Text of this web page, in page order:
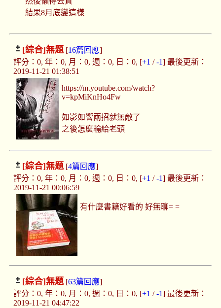
結果8月底變這樣
[綜合]無題[16篇回應]
評分：0, 年：0, 月：0, 週：0, 日：0, [+1 /-1] 最後更新：
2019-11-21 01:38:51
https://m.youtube.com/watch?
v=kpMiKnHo4Fw
如影如響兩招就無敵了
之後怎麼輸給老頭
[綜合]無題[4篇回應]
評分：0, 年：0, 月：0, 週：0, 日：0, [+1 /-1] 最後更新：
2019-11-21 00:06:59
有什麼書籍好看的 好無聊= =
[綜合]無題[63篇回應]
評分：0, 年：0, 月：0, 週：0, 日：0, [+1 /-1] 最後更新：
2019-11-21 04:47:22